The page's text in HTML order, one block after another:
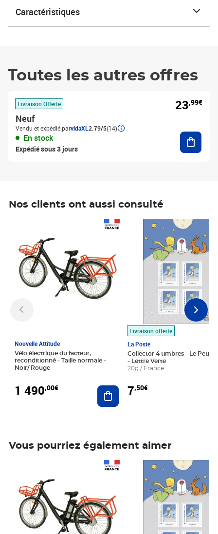
Caractéristiques
Toutes les autres offres
Livraison Offerte
Neuf
Vendu et expédié parvidaXL 2.79/5(14)
En stock
Expédié sous 3 jours
23,99€
Nos clients ont aussi consulté
Nouvelle Attitude
Vélo électrique du facteur,
reconditionné - Taille normale -
Noir/ Rouge
1 490,00€ Ajouter au panier
Livraison offerte
La Poste
Collector 4 timbres - Le Petit
- Lettre Verte
20g / France
7,50€
Prix 7,50€
Vous pourriez également aimer
Prix 7,50€